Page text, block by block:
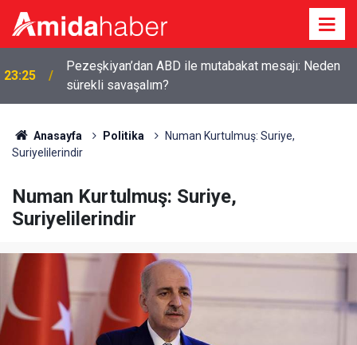
23:25
Pezeşkiyan’dan ABD ile mutabakat mesajı: Neden
sürekli savaşalım?
Anasayfa Politika
Numan Kurtulmuş: Suriye,
Suriyelilerindir
Numan Kurtulmuş: Suriye,
Suriyelilerindir